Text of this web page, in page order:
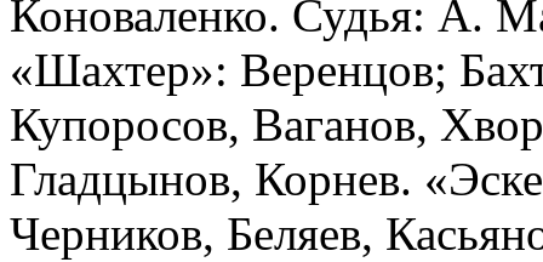
Коноваленко. Судья: А.
«Шахтер»: Веренцов;
Купоросов, Ваганов,
Гладцынов, Корнев.
Черников, Беляев,